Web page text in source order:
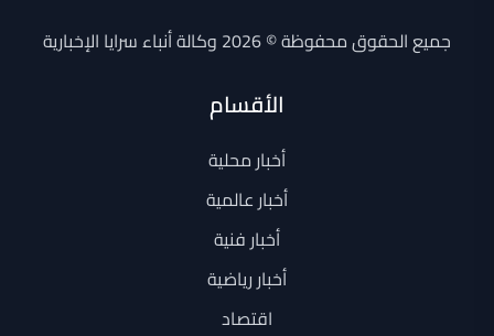
جميع الحقوق محفوظة © 2026 وكالة أنباء سرايا الإخبارية
الأقسام
أخبار محلية
أخبار عالمية
أخبار فنية
أخبار رياضية
اقتصاد